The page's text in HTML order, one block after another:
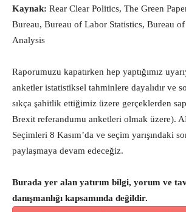
Kaynak: Rear Clear Politics, The Green
Bureau, Bureau of Labor Statistics, Bureau
Analysis
Raporumuzu kapatırken hep yaptığımız
anketler istatistiksel tahminlere dayalıdır ve
sıkça şahitlik ettiğimiz üzere gerçeklerden
Brexit referandumu anketleri olmak üzere).
Seçimleri 8 Kasım’da ve seçim yarışındaki
paylaşmaya devam edeceğiz.
Burada yer alan yatırım bilgi, yorum ve
danışmanlığı kapsamında değildir.